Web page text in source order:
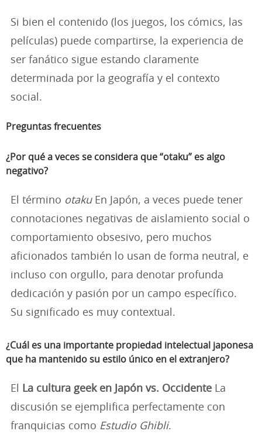
Si bien el contenido (los juegos, los cómics, las
películas) puede compartirse, la experiencia de
ser fanático sigue estando claramente
determinada por la geografía y el contexto
social.
Preguntas frecuentes
¿Por qué a veces se considera que “otaku” es algo
negativo?
El término otakuEn Japón, a veces puede tener
connotaciones negativas de aislamiento social o
comportamiento obsesivo, pero muchos
aficionados también lo usan de forma neutral, e
incluso con orgullo, para denotar profunda
dedicación y pasión por un campo específico.
Su significado es muy contextual.
¿Cuál es una importante propiedad intelectual japonesa
que ha mantenido su estilo único en el extranjero?
El La cultura geek en Japón vs. Occidente La
discusión se ejemplifica perfectamente con
franquicias como Estudio Ghibli.